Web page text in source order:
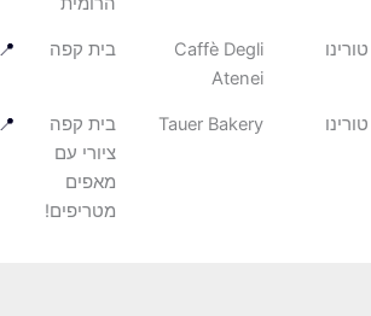
Caffè Degli
Atenei
בית קפה 📍
Tauer Bakery
בית קפה
ציורי עם
מאפים
מטריפים!
📍